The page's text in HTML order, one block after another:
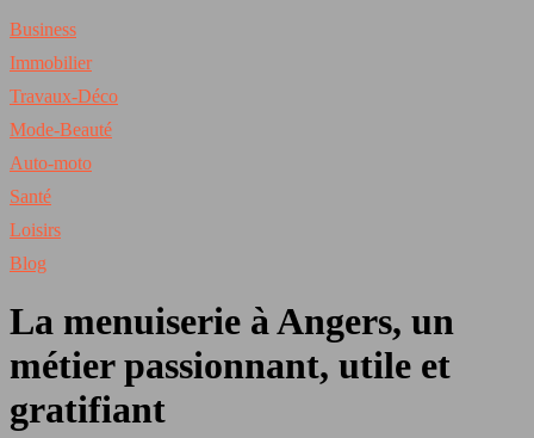
Business
Immobilier
Travaux-Déco
Mode-Beauté
Auto-moto
Santé
Loisirs
Blog
La menuiserie à Angers, un
métier passionnant, utile et
gratifiant